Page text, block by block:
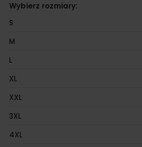
Wybierz rozmiary:
S
M
L
XL
XXL
3XL
4XL